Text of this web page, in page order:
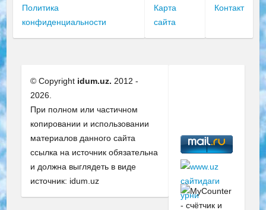
Политика
конфиденциальности
Карта
сайта
Контакт
© Copyright idum.uz. 2012 -
2026.
При полном или частичном
копировании и использовании
материалов данного сайта
ссылка на источник обязательна
и должна выглядеть в виде
источник: idum.uz